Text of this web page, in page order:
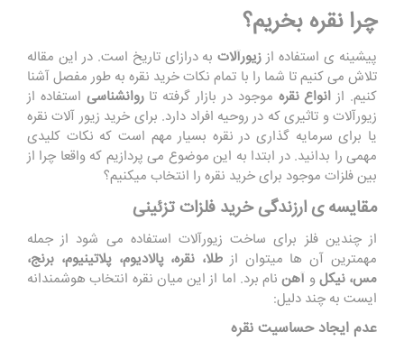
چرا نقره بخریم؟
پیشینه ی استفاده از زیورآلاتبه درازای تاریخ است. در این مقاله
تلاش می کنیم تا شما را با تمام نکات خرید نقره به طور مفصل آشنا
کنیم. از انواع نقره موجود در بازار گرفته تاروانشناسی استفاده از
زیورآلات و تاثیری که در روحیه افراد دارد. برای خرید زیور آلات نقره
یا برای سرمایه گذاری در نقره بسیار مهم است که نکات کلیدی
مهمی را بدانید. در ابتدا به این موضوع می پردازیم که واقعا چرا از
بین فلزات موجود برای خرید نقره را انتخاب میکنیم؟
مقایسه ی ارزندگی خرید فلزات تزئینی
از چندین فلز برای ساخت زیورآلات استفاده می شود از جمله
مهمترین آن ها میتوان از طلا، نقره، پالادیوم، پلاتینیوم، برنج،
مس، نیکلو آهننام برد. اما از این میان نقره انتخاب هوشمندانه
ایست به چند دلیل:
عدم ایجاد حساسیت نقره